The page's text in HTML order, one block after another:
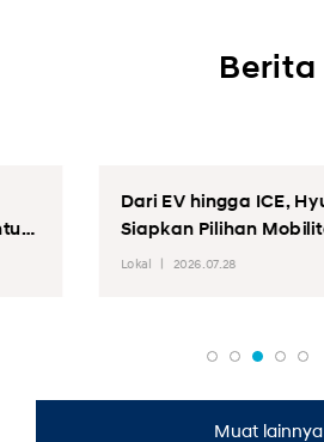
Berita
Dari EV hingga ICE, Hyundai
Siapkan Pilihan Mobilitas
Lengkap di GIIAS 2026
Muat lainnya